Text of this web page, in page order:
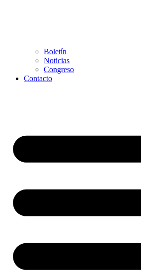
Boletín
Noticias
Congreso
Contacto